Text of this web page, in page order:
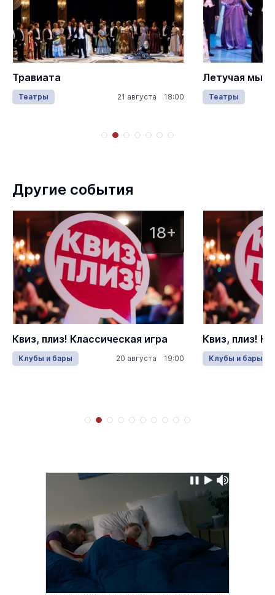
Травиата
Театры 21 августа 18:00
Летучая
Театры
Другие события
18+
Квиз, плиз! Классическая игра
Клубы и бары 20 августа 19:00
Квиз, плиз!
Клубы и бары